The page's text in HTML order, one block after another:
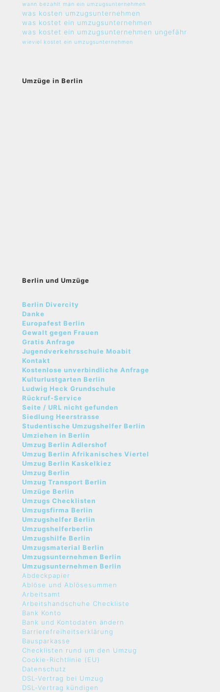
wann bezahlt man ein umzugsunternehmen
was kosten umzugsunternehmen
was kostet ein umzugsunternehmen
was kostet ein umzugsunternehmen ungefähr
wieviel kostet ein umzugsunternehmen
Umzüge in Berlin
Berlin und Umzüge
Berlin Divercity
Danke
Europafest Berlin
Gewalt gegen Frauen
Gratis Anfrage
Jugendverkehrsschule Moabit
Kontakt
Kostenlose unverbindliche Anfrage
Kulturlustgarten Berlin
Ludwig Heck Grundschule
Rückruf-Service
Seite / URL nicht gefunden
Siedlung Heerstrasse
Studentische Umzugshelfer Berlin
Umziehen in Berlin
Umzug Berlin Adlershof
Umzug Berlin Afrikanisches Viertel
Umzug Berlin Kaskelkiez
Umzug Berlin
Umzug Transport Berlin
Umzüge Berlin
Umzugs Checklisten
Umzugsfirma Berlin
Umzugshelfer Berlin
Umzugshelferberlin
Umzugshilfe Berlin
Umzugsmaterial Berlin
Umzugsunternehmen Berlin
Umzugsunternehmen Berlin
Abdeckpapier
Ablöse und Ablösesummen
Arbeitsamt
Arbeitshandschuhe Checkliste
Bank Konto
Bank und Kontodaten ändern
Barrierefreiheitserklärung
Bausparkasse
Checklisten rund um den Umzug
Cookie-Richtlinie (EU)
Datenschutz
DSL-Vertrag bei Umzug
DSL-Vertrag kündigen